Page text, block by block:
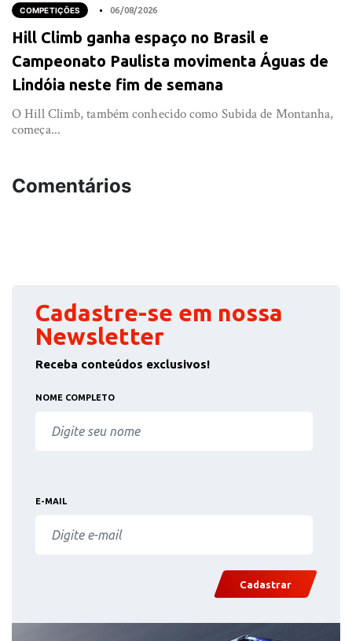
COMPETIÇÕES 06/08/2026
Hill Climb ganha espaço no Brasil e
Campeonato Paulista movimenta Águas de
Lindóia neste fim de semana
O Hill Climb, também conhecido como Subida de Montanha,
começa...
Comentários
Cadastre-se em nossa
Newsletter
Receba conteúdos exclusivos!
NOME COMPLETO
E-MAIL
Cadastrar